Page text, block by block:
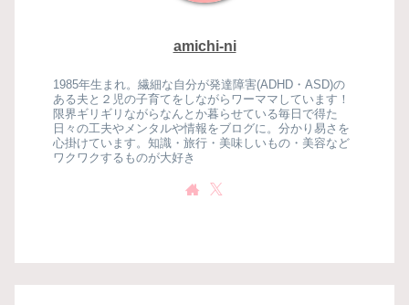
amichi-ni
1985年生まれ。繊細な自分が発達障害(ADHD・ASD)の
ある夫と２児の子育てをしながらワーママしています！
限界ギリギリながらなんとか暮らせている毎日で得た
日々の工夫やメンタルや情報をブログに。分かり易さを
心掛けています。知識・旅行・美味しいもの・美容など
ワクワクするものが大好き